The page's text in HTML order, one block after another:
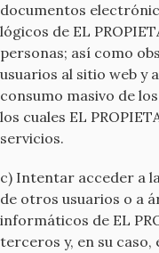
documentos
lógicos de EL
personas; así como
usuarios al sitio web y
consumo masivo de
los cuales EL
servicios.
c) Intentar acceder a
de otros usuarios o a
informáticos de EL
terceros y, en su